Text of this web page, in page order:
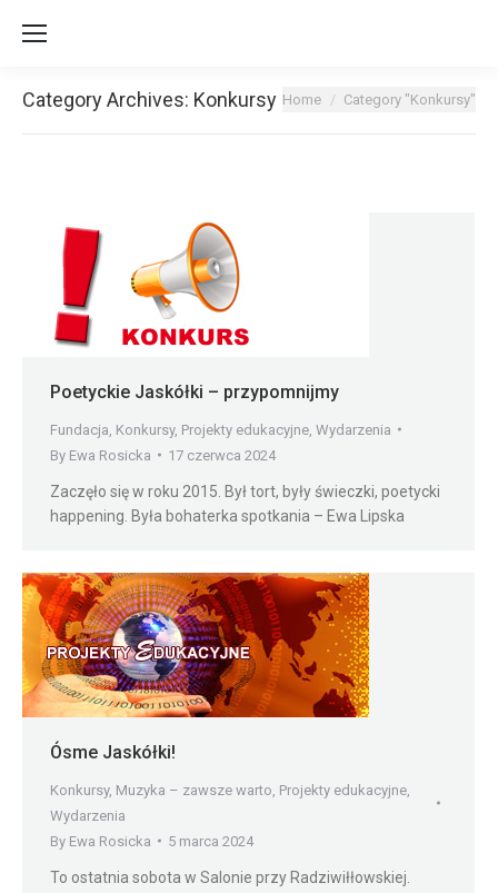
Category Archives: Konkursy You are here:
Home Category "Konkursy"
Poetyckie Jaskółki – przypomnijmy
Fundacja Konkursy, Projekty edukacyjne Wydarzenia
By Ewa Rosicka 17 czerwca 2024
Zaczęło się w roku 2015. Był tort, były świeczki, poetycki
happening. Była bohaterka spotkania – Ewa Lipska
Ósme Jaskółki!
Konkursy, Muzyka – zawsze warto Projekty edukacyjne
Wydarzenia
By Ewa Rosicka 5 marca 2024
To ostatnia sobota w Salonie przy Radziwiłłowskiej.